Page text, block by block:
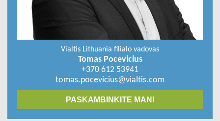
Vialtis Lithuania filialo vadovas
Tomas Pocevicius
+370 612 53941
tomas.pocevicius@vialtis.com
PASKAMBINKITE MAN!